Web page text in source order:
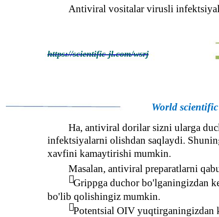
https://scientific-jl.com/wsrj
Antiviral vositalar virusli
World
Ha, antiviral dorilar sizni ularga
infektsiyalarni olishdan saqlaydi.
xavfini kamaytirishi mumkin.
Masalan, antiviral preparatlarni
Grippga duchor bo'lganingizdan
bo'lib qolishingiz mumkin.
Potentsial OIV yuqtirganingizdan